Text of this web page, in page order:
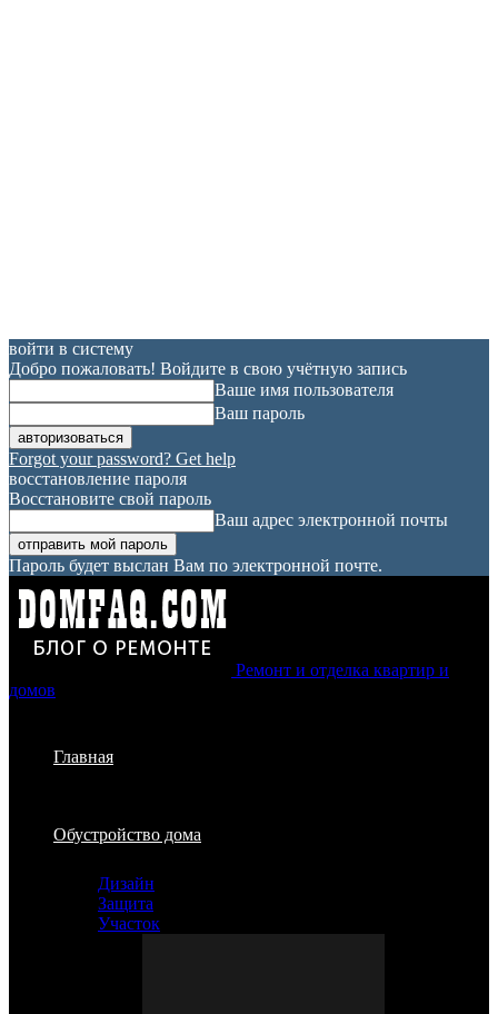
войти в систему
Добро пожаловать! Войдите в свою учётную запись
Ваше имя пользователя
Ваш пароль
Forgot your password? Get help
восстановление пароля
Восстановите свой пароль
Ваш адрес электронной почты
Пароль будет выслан Вам по электронной почте.
Ремонт и отделка квартир и
домов
Главная
Обустройство дома
Дизайн
Защита
Участок